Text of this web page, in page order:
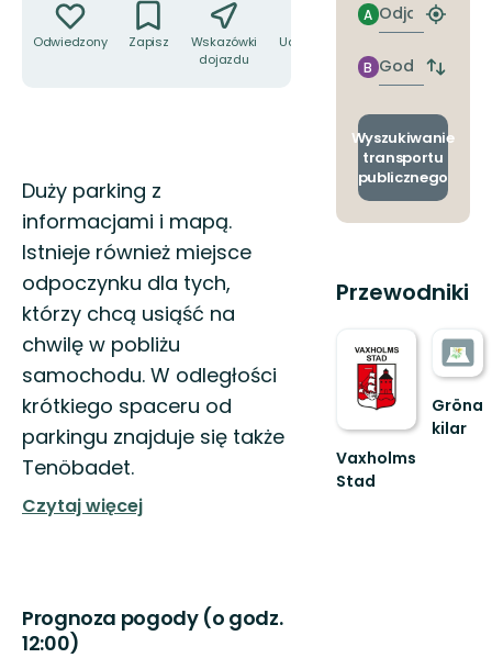
Odwiedzony Zapisz
Wskazówki
dojazdu
Udostępnij
Opis
Duży parking z
informacjami i mapą.
Istnieje również miejsce
odpoczynku dla tych,
którzy chcą usiąść na
chwilę w pobliżu
samochodu. W odległości
krótkiego spaceru od
parkingu znajduje się także
Tenöbadet.
Czytaj więcej
Prognoza pogody (o godz.
12:00)
Odjazd
A
Znajdź
Godzinie
przyjazdu
B
Zmiana
i
Wyszukiwanie
transportu
publicznego
Przewodniki
Vaxholms
Stad
Gröna
kilar